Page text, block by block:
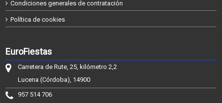
Condiciones generales de contratación
Política de cookies
EuroFiestas
Carretera de Rute, 25, kilómetro 2,2
Lucena (Córdoba), 14900
957 514 706